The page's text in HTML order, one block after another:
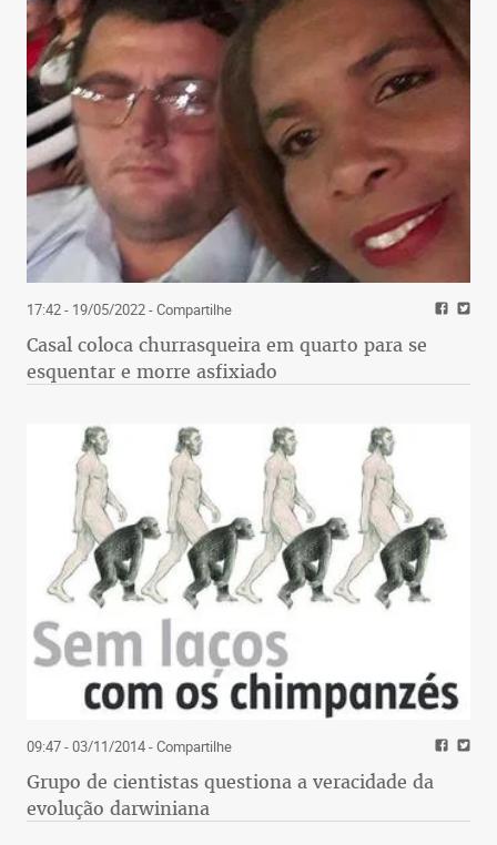
17:42 - 19/05/2022- Compartilhe
Casal coloca churrasqueira em quarto para se
esquentar e morre asfixiado
09:47 - 03/11/2014- Compartilhe
Grupo de cientistas questiona a veracidade da
evolução darwiniana